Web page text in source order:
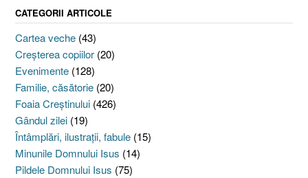
CATEGORII ARTICOLE
Cartea veche (43)
Creşterea copiilor (20)
Evenimente (128)
Familie, căsătorie (20)
Foaia Creştinului (426)
Gândul zilei (19)
Întâmplări, ilustraţii, fabule (15)
Minunile Domnului Isus (14)
Pildele Domnului Isus (75)